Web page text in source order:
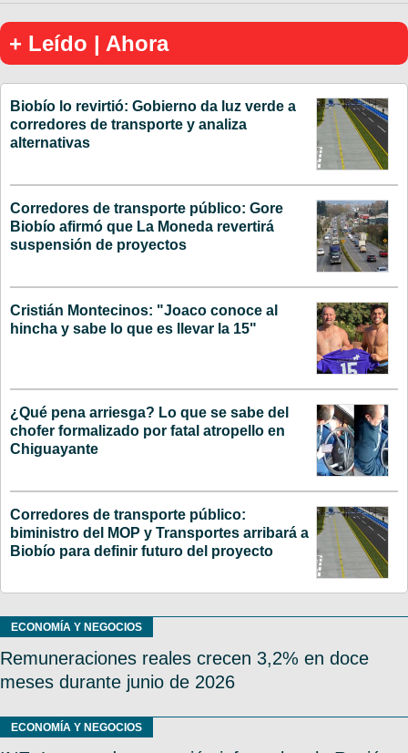
+ Leído | Ahora
Biobío lo revirtió: Gobierno da luz verde a
corredores de transporte y analiza
alternativas
Corredores de transporte público: Gore
Biobío afirmó que La Moneda revertirá
suspensión de proyectos
Cristián Montecinos: "Joaco conoce al
hincha y sabe lo que es llevar la 15"
¿Qué pena arriesga? Lo que se sabe del
chofer formalizado por fatal atropello en
Chiguayante
Corredores de transporte público:
biministro del MOP y Transportes arribará a
Biobío para definir futuro del proyecto
ECONOMÍA Y NEGOCIOS
Remuneraciones reales crecen 3,2% en doce
meses durante junio de 2026
ECONOMÍA Y NEGOCIOS